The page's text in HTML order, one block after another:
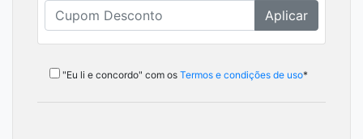
Aplicar
"Eu li e concordo" com os Termos e condições de uso*